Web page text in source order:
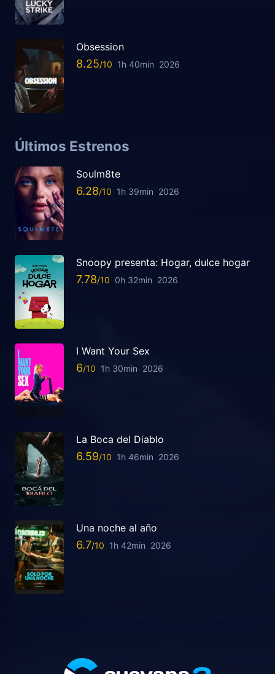
Obsession
8.25 1h 40min 2026
Últimos Estrenos
Soulm8te
6.28 1h 39min 2026
Snoopy presenta: Hogar, dulce hogar
7.78 0h 32min 2026
I Want Your Sex
6 1h 30min 2026
La Boca del Diablo
6.59 1h 46min 2026
Una noche al año
6.7 1h 42min 2026